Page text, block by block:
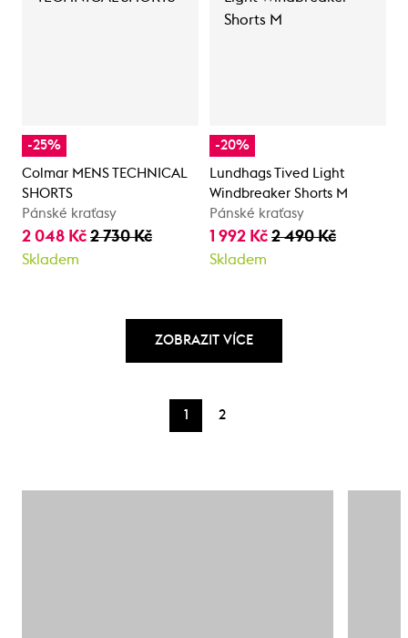
-25%
Colmar MENS TECHNICAL
SHORTS
Pánské kraťasy
2 048 Kč 2 730 Kč
Skladem
-20%
Lundhags Tived Light
Windbreaker Shorts M
Pánské kraťasy
1 992 Kč 2 490 Kč
Skladem
ZOBRAZIT VÍCE
1 2